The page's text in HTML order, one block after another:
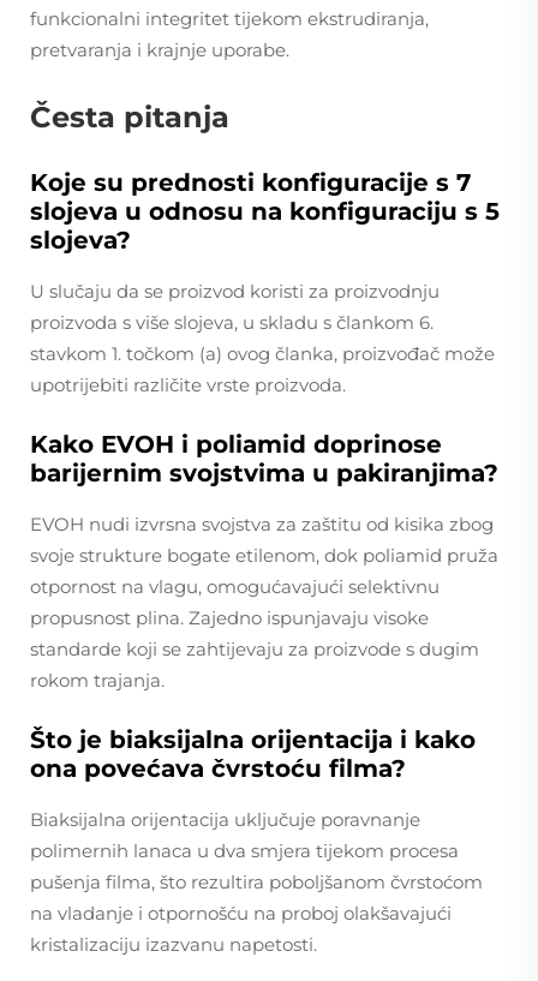
funkcionalni integritet tijekom ekstrudiranja,
pretvaranja i krajnje uporabe.
Česta pitanja
Koje su prednosti konfiguracije s 7
slojeva u odnosu na konfiguraciju s 5
slojeva?
U slučaju da se proizvod koristi za proizvodnju
proizvoda s više slojeva, u skladu s člankom 6.
stavkom 1. točkom (a) ovog članka, proizvođač može
upotrijebiti različite vrste proizvoda.
Kako EVOH i poliamid doprinose
barijernim svojstvima u pakiranjima?
EVOH nudi izvrsna svojstva za zaštitu od kisika zbog
svoje strukture bogate etilenom, dok poliamid pruža
otpornost na vlagu, omogućavajući selektivnu
propusnost plina. Zajedno ispunjavaju visoke
standarde koji se zahtijevaju za proizvode s dugim
rokom trajanja.
Što je biaksijalna orijentacija i kako
ona povećava čvrstoću filma?
Biaksijalna orijentacija uključuje poravnanje
polimernih lanaca u dva smjera tijekom procesa
pušenja filma, što rezultira poboljšanom čvrstoćom
na vladanje i otpornošću na proboj olakšavajući
kristalizaciju izazvanu napetosti.